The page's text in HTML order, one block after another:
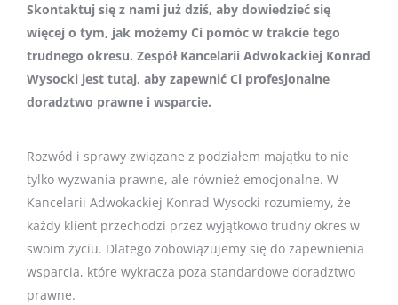
Skontaktuj się z nami już dziś, aby dowiedzieć się
więcej o tym, jak możemy Ci pomóc w trakcie tego
trudnego okresu. Zespół Kancelarii Adwokackiej Konrad
Wysocki jest tutaj, aby zapewnić Ci profesjonalne
doradztwo prawne i wsparcie.
Rozwód i sprawy związane z podziałem majątku to nie
tylko wyzwania prawne, ale również emocjonalne. W
Kancelarii Adwokackiej Konrad Wysocki rozumiemy, że
każdy klient przechodzi przez wyjątkowo trudny okres w
swoim życiu. Dlatego zobowiązujemy się do zapewnienia
wsparcia, które wykracza poza standardowe doradztwo
prawne.